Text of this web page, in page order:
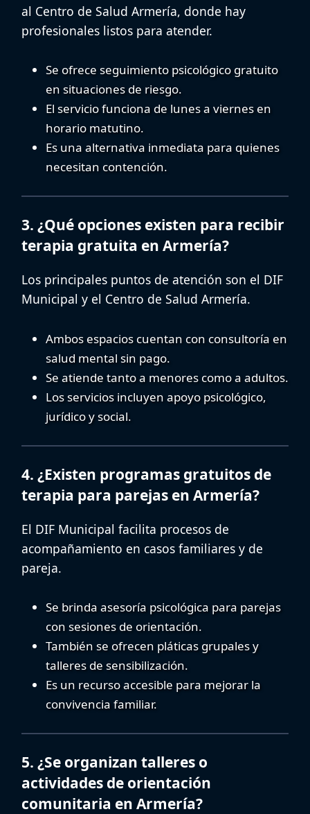
al Centro de Salud Armería, donde hay
profesionales listos para atender.
Se ofrece seguimiento psicológico gratuito
en situaciones de riesgo.
El servicio funciona de lunes a viernes en
horario matutino.
Es una alternativa inmediata para quienes
necesitan contención.
3. ¿Qué opciones existen para recibir
terapia gratuita en Armería?
Los principales puntos de atención son el DIF
Municipal y el Centro de Salud Armería.
Ambos espacios cuentan con consultoría en
salud mental sin pago.
Se atiende tanto a menores como a adultos.
Los servicios incluyen apoyo psicológico,
jurídico y social.
4. ¿Existen programas gratuitos de
terapia para parejas en Armería?
El DIF Municipal facilita procesos de
acompañamiento en casos familiares y de
pareja.
Se brinda asesoría psicológica para parejas
con sesiones de orientación.
También se ofrecen pláticas grupales y
talleres de sensibilización.
Es un recurso accesible para mejorar la
convivencia familiar.
5. ¿Se organizan talleres o
actividades de orientación
comunitaria en Armería?